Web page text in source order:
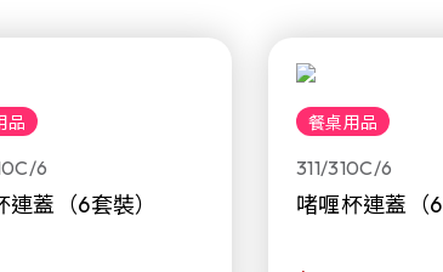
品
6
連蓋（6套裝）
餐桌用品
311/310C/6
啫喱杯連蓋（